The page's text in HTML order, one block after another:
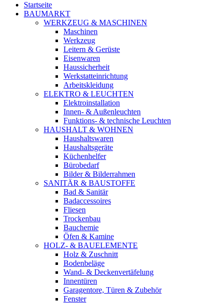
Startseite
BAUMARKT
WERKZEUG & MASCHINEN
Maschinen
Werkzeug
Leitern & Gerüste
Eisenwaren
Haussicherheit
Werkstatteinrichtung
Arbeitskleidung
ELEKTRO & LEUCHTEN
Elektroinstallation
Innen- & Außenleuchten
Funktions- & technische Leuchten
HAUSHALT & WOHNEN
Haushaltswaren
Haushaltsgeräte
Küchenhelfer
Bürobedarf
Bilder & Bilderrahmen
SANITÄR & BAUSTOFFE
Bad & Sanitär
Badaccessoires
Fliesen
Trockenbau
Bauchemie
Öfen & Kamine
HOLZ- & BAUELEMENTE
Holz & Zuschnitt
Bodenbeläge
Wand- & Deckenvertäfelung
Innentüren
Garagentore, Türen & Zubehör
Fenster